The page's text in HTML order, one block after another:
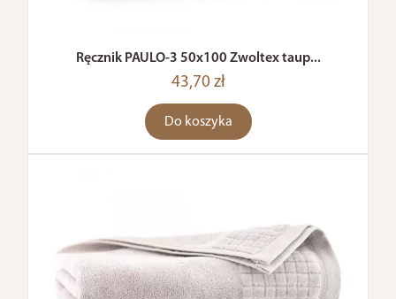
Ręcznik PAULO-3 50x100 Zwoltex taup...
43,70 zł
Do koszyka